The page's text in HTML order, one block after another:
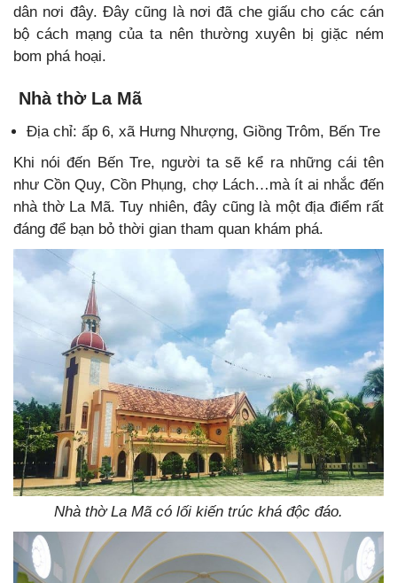
dân nơi đây. Đây cũng là nơi đã che giấu cho các cán
bộ cách mạng của ta nên thường xuyên bị giặc ném
bom phá hoại.
Nhà thờ La Mã
Địa chỉ: ấp 6, xã Hưng Nhượng, Giồng Trôm, Bến Tre
Khi nói đến Bến Tre, người ta sẽ kể ra những cái tên
như Cồn Quy, Cồn Phụng, chợ Lách…mà ít ai nhắc đến
nhà thờ La Mã. Tuy nhiên, đây cũng là một địa điểm rất
đáng để bạn bỏ thời gian tham quan khám phá.
Nhà thờ La Mã có lối kiến trúc khá độc đáo.